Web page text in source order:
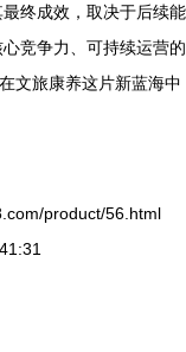
终成效，取决于后续能
竞争力、可持续运营的
文旅康养这片新蓝海中
product/56.html